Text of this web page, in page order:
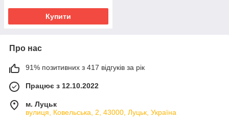
Купити
Про нас
91% позитивних з 417 відгуків за рік
Працює з 12.10.2022
м. Луцьк
вулиця, Ковельська, 2, 43000, Луцьк, Україна